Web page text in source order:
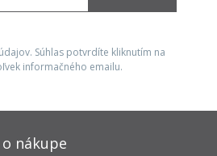
Súhlas potvrdíte kliknutím na
informačného emailu.
nákupe